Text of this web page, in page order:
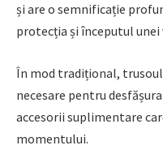
și are o semnificație
protecția și începutul
În mod tradițional,
necesare pentru
accesorii suplimentare
momentului.